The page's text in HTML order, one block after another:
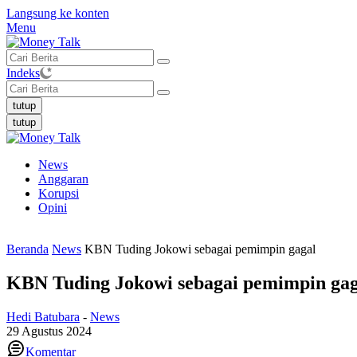
Langsung ke konten
Menu
Indeks
tutup
tutup
News
Anggaran
Korupsi
Opini
Beranda News KBN Tuding Jokowi sebagai pemimpin gagal
KBN Tuding Jokowi sebagai pemimpin
Hedi Batubara - News
29 Agustus 2024
Komentar